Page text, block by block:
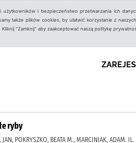
i bezpieczeństwo przetwarzania ich
także plików cookies, by ułatwić korzystanie z
"Zamknij" aby zaakceptować naszą politykę
ryby
JAN, POKRYSZKO, BEATA M., MARCINIAK, ADAM. IL.